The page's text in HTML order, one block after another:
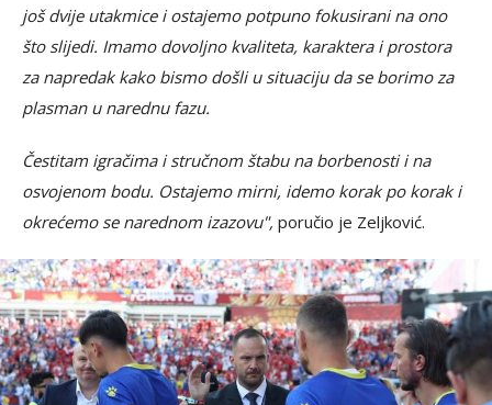
još dvije utakmice i ostajemo potpuno fokusirani na ono
što slijedi. Imamo dovoljno kvaliteta, karaktera i prostora
za napredak kako bismo došli u situaciju da se borimo za
plasman u narednu fazu.
Čestitam igračima i stručnom štabu na borbenosti i na
osvojenom bodu. Ostajemo mirni, idemo korak po korak i
okrećemo se narednom izazovu", poručio je Zeljković.